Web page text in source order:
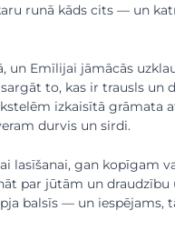
runā kāds cits — un
un Emīlijai jāmācās
to, kas ir trausls un
izkaisītā grāmata
durvis un sirdi.
lasīšanai, gan kopīgam
par jūtām un draudzību
balsīs — un iespējams,